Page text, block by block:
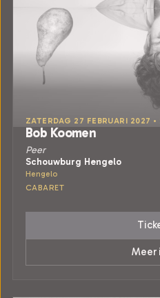
ZATERDAG 27 FEBRUARI 2027
Bob Koomen
Peer
Schouwburg Hengelo
Hengelo
CABARET
Meer